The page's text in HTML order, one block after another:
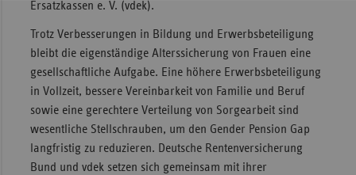
Ersatzkassen e. V. (vdek).
Trotz Verbesserungen in Bildung und Erwerbsbeteiligung
bleibt die eigenständige Alterssicherung von Frauen eine
gesellschaftliche Aufgabe. Eine höhere Erwerbsbeteiligung
in Vollzeit, bessere Vereinbarkeit von Familie und Beruf
sowie eine gerechtere Verteilung von Sorgearbeit sind
wesentliche Stellschrauben, um den Gender Pension Gap
langfristig zu reduzieren. Deutsche Rentenversicherung
Bund und vdek setzen sich gemeinsam mit ihrer